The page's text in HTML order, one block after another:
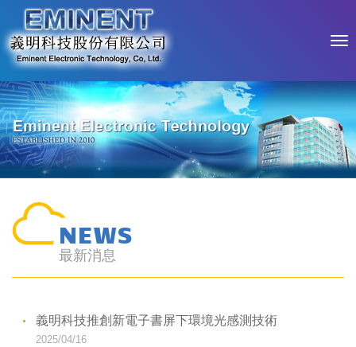
NEWS
最新消息
義明科技推創新電子書屏下環境光感測技術
2025/04/16